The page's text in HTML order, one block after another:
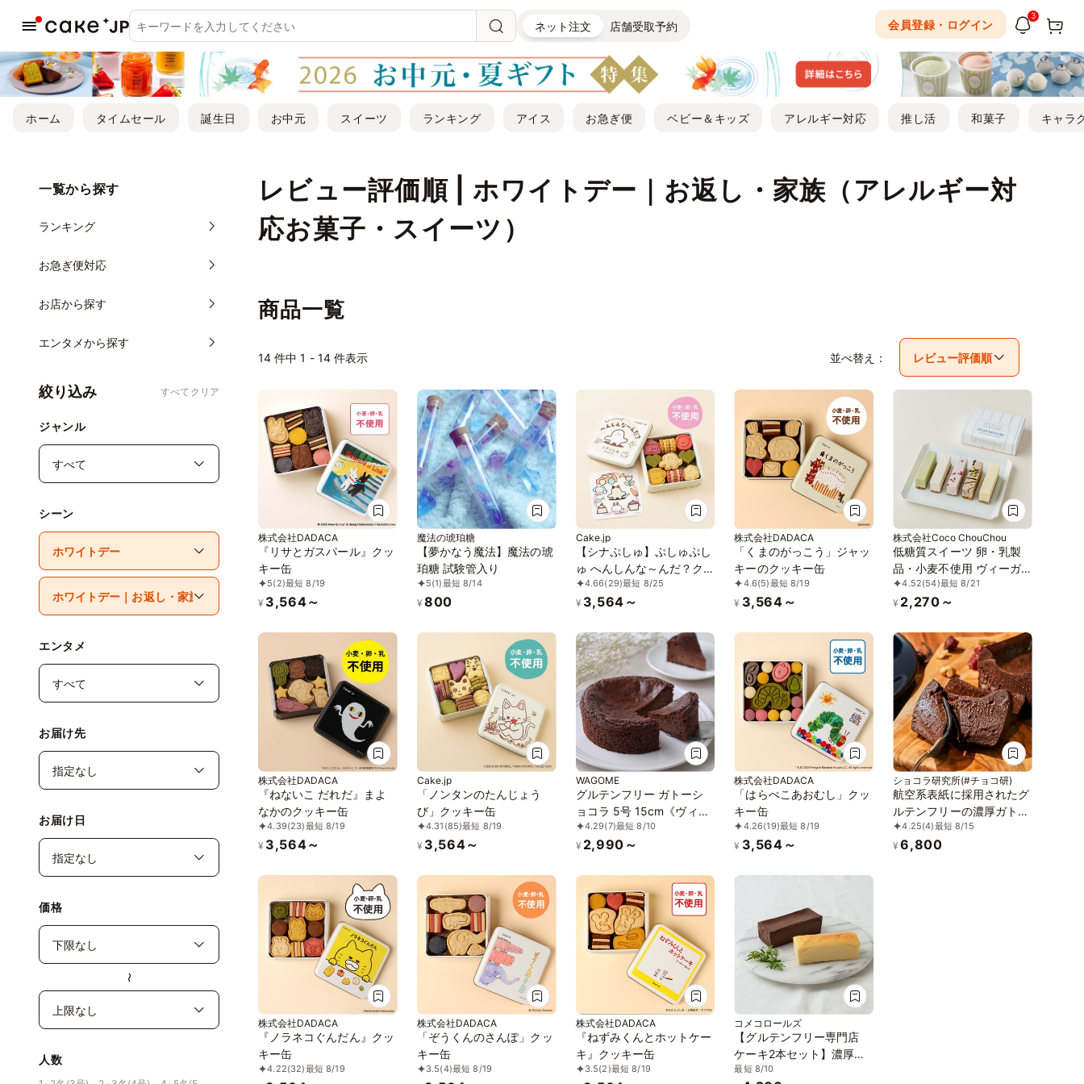
ネット注文 店舗受取予約 会員登録・ログイン
3
ホーム タイムセール 誕生日 お中元 スイーツ ランキング アイス お急ぎ便 ベビー＆キッズ アレルギー対応 推し活 和菓子 キャラ
レビュー評価順 | ホワイトデー｜お返し・家族（アレルギー対
応お菓子・スイーツ）
一覧から探す
ランキング
お急ぎ便対応
お店から探す
エンタメから探す
絞り込み すべてクリア
ジャンル
シーン
エンタメ
お届け先
お届け日
価格
〜
人数
商品一覧
14 件中 1 - 14 件表示 並べ替え：
株式会社DADACA
『リサとガスパール』クッ
キー缶
5(2)最短 8/19
¥ 3,564～
魔法の琥珀糖
【夢かなう魔法】魔法の琥
珀糖 試験管入り
5(1)最短 8/14
¥ 800
Cake.jp
【シナぷしゅ】ぷしゅぷし
ゅ へんしんな～んだ？ク
ッキー缶
4.66(29)最短 8/25
¥ 3,564～
株式会社DADACA
「くまのがっこう」ジャッ
キーのクッキー缶
4.6(5)最短 8/19
¥ 3,564～
株式会社Coco ChouChou
低糖質スイーツ 卵・乳製
品・小麦不使用 ヴィーガ
ンローケーキ 5種5本セッ
ト《ヴィーガンスイーツ》
ンフリー》《アレルギー配
慮》
4.52(54)最短 8/21
¥ 2,270～
株式会社DADACA
『ねないこ だれだ』まよ
なかのクッキー缶
4.39(23)最短 8/19
¥ 3,564～
Cake.jp
「ノンタンのたんじょう
び」クッキー缶
4.31 (85)最短 8/19
¥ 3,564～
WAGOME
グルテンフリー ガトーシ
ョコラ 5号 15cm《ヴィー
ガン》《アレルギー対応》
《小麦なし》《卵なし》
スイーツ・ヴィーガンケー
キ》
4.29(7)最短 8/10
¥ 2,990～
株式会社DADACA
「はらぺこあおむし」クッ
キー缶
4.26(19)最短 8/19
¥ 3,564～
ショコラ研究所(#チョコ研)
航空系表紙に採用されたグ
ルテンフリーの濃厚ガトー
ショコラ2本セット！クラ
ファンで1日200万売れま
4.25(4)最短 8/15
¥ 6,800
株式会社DADACA
『ノラネコぐんだん』クッ
キー缶
4.22(32)最短 8/19
株式会社DADACA
「ぞうくんのさんぽ」クッ
キー缶
3.5(4)最短 8/19
株式会社DADACA
『ねずみくんとホットケー
キ』クッキー缶
3.5(2)最短 8/19
コメコロールズ
【グルテンフリー専門店
ケーキ2本セット】濃厚し
っとりガトーショコラ & レ
最短 8/10